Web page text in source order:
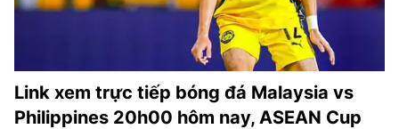
Link xem trực tiếp bóng đá Malaysia vs
Philippines 20h00 hôm nay, ASEAN Cup